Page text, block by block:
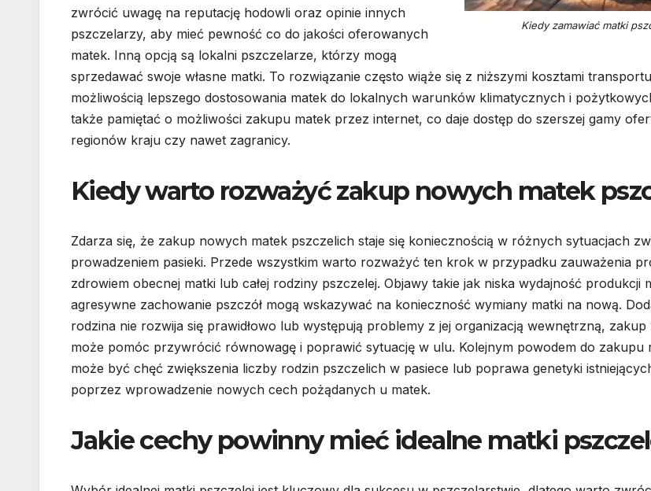
Kiedy zamawiać matki
zwrócić uwagę na reputację hodowli oraz opinie innych
pszczelarzy, aby mieć pewność co do jakości oferowanych
matek. Inną opcją są lokalni pszczelarze, którzy mogą
sprzedawać swoje własne matki. To rozwiązanie często wiąże się z niższymi kosztami
możliwością lepszego dostosowania matek do lokalnych warunków klimatycznych i
także pamiętać o możliwości zakupu matek przez internet, co daje dostęp do szerszej gamy
regionów kraju czy nawet zagranicy.
Kiedy warto rozważyć zakup nowych matek
Zdarza się, że zakup nowych matek pszczelich staje się koniecznością w różnych sytuacjach
prowadzeniem pasieki. Przede wszystkim warto rozważyć ten krok w przypadku zauważenia
zdrowiem obecnej matki lub całej rodziny pszczelej. Objawy takie jak niska wydajność produkcji
agresywne zachowanie pszczół mogą wskazywać na konieczność wymiany matki na nową.
rodzina nie rozwija się prawidłowo lub występują problemy z jej organizacją wewnętrzną, zakup
może pomóc przywrócić równowagę i poprawić sytuację w ulu. Kolejnym powodem do zakupu
może być chęć zwiększenia liczby rodzin pszczelich w pasiece lub poprawa genetyki
poprzez wprowadzenie nowych cech pożądanych u matek.
Jakie cechy powinny mieć idealne matki